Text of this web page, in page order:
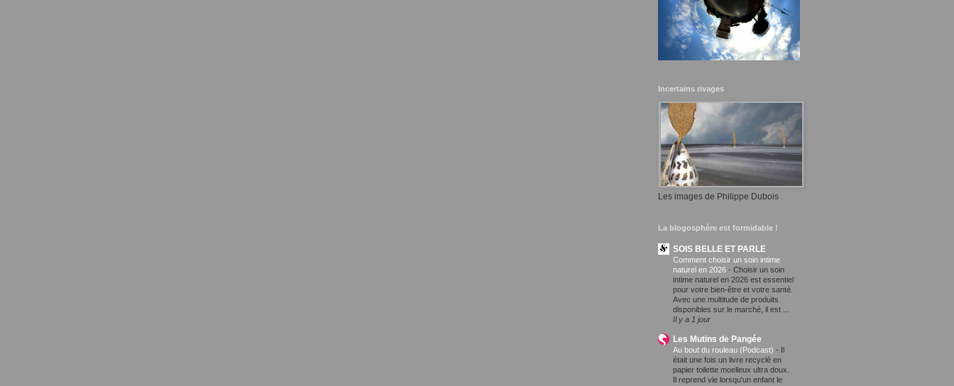
Incertains rivages
Les images de Philippe Dubois
La blogosphère est formidable !
SOIS BELLE ET PARLE
Comment choisir un soin intime
naturel en 2026 - Choisir un soin
intime naturel en 2026 est essentiel
pour votre bien-être et votre santé.
Avec une multitude de produits
disponibles sur le marché, il est ...
Il y a 1 jour
Les Mutins de Pangée
Au bout du rouleau (Podcast) - Il
était une fois un livre recyclé en
papier toilette moelleux ultra doux.
Il reprend vie lorsqu'un enfant le